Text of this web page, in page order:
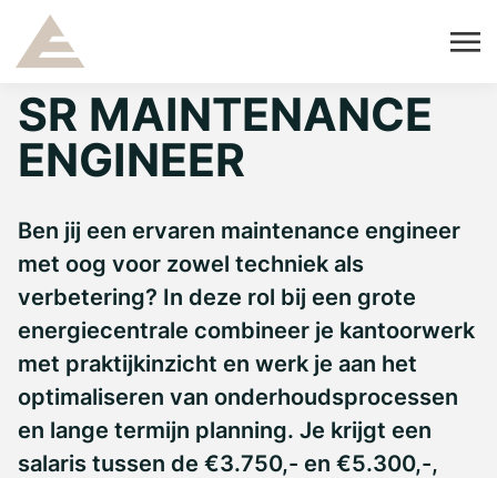
SR MAINTENANCE
ENGINEER
Ben jij een ervaren maintenance engineer
met oog voor zowel techniek als
verbetering? In deze rol bij een grote
energiecentrale combineer je kantoorwerk
met praktijkinzicht en werk je aan het
optimaliseren van onderhoudsprocessen
en lange termijn planning. Je krijgt een
salaris tussen de €3.750,- en €5.300,-,